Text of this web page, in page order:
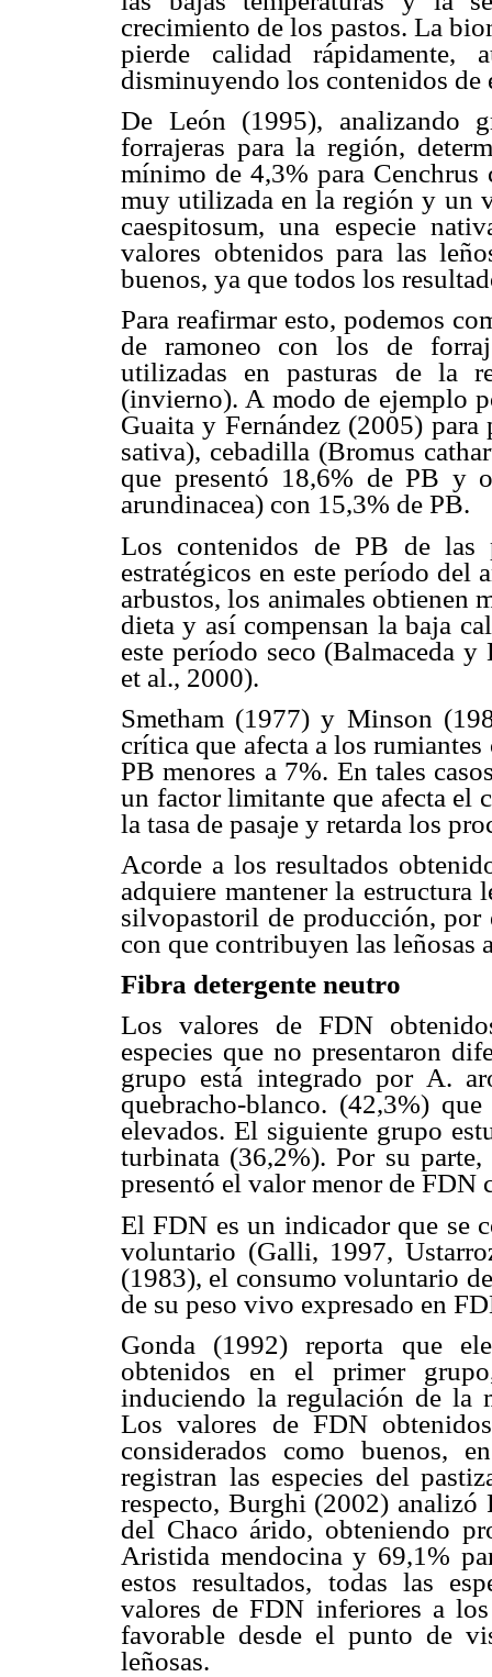
crecimiento de los pastos. La
pierde calidad
disminuyendo los contenidos de
De León (1995), analizando
forrajeras para la región,
mínimo de 4,3% para
muy utilizada en la región y un
caespitosum, una especie
valores obtenidos para las
buenos, ya que todos los
Para reafirmar esto, podemos
de ramoneo con los de
utilizadas en pasturas de la
(invierno). A modo de ejemplo
Guaita y Fernández (2005) para
sativa), cebadilla (Bromus
que presentó 18,6% de PB y
arundinacea) con 15,3% de PB.
Los contenidos de PB de las
estratégicos en este período del
arbustos, los animales obtienen
dieta y así compensan la baja
este período seco (Balmaceda
et al., 2000).
Smetham (1977) y Minson
crítica que afecta a los
PB menores a 7%. En tales
un factor limitante que afecta el
la tasa de pasaje y retarda los
Acorde a los resultados
adquiere mantener la estructura
silvopastoril de producción, por
con que contribuyen las leñosas
Fibra detergente neutro
Los valores de FDN
especies que no presentaron
grupo está integrado por A.
quebracho-blanco. (42,3%)
elevados. El siguiente grupo
turbinata (36,2%). Por su
presentó el valor menor de FDN
El FDN es un indicador que se
voluntario (Galli, 1997,
(1983), el consumo voluntario
de su peso vivo expresado en
Gonda (1992) reporta que
obtenidos en el primer
induciendo la regulación de la
Los valores de FDN
considerados como buenos,
registran las especies del
respecto, Burghi (2002) analizó
del Chaco árido, obteniendo
Aristida mendocina y 69,1%
estos resultados, todas las
valores de FDN inferiores a
favorable desde el punto de
leñosas.